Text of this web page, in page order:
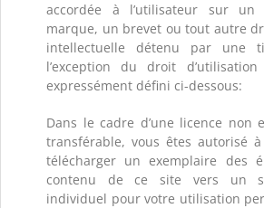
accordée à l’utilisateur sur un
marque, un brevet ou tout autre
intellectuelle détenu par une
l’exception du droit
expressément défini ci-dessous:
Dans le cadre d’une licence non
transférable, vous êtes autorisé
télécharger un exemplaire des
contenu de ce site vers un
individuel pour votre utilisation